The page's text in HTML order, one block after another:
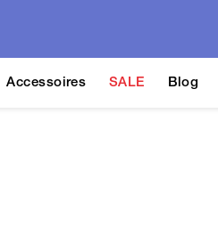
Accessoires SALE Blog